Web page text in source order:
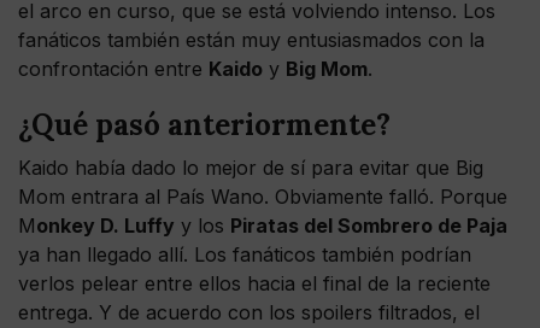
el arco en curso, que se está volviendo intenso. Los
fanáticos también están muy entusiasmados con la
confrontación entre Kaido y Big Mom.
¿Qué pasó anteriormente?
Kaido había dado lo mejor de sí para evitar que Big
Mom entrara al País Wano. Obviamente falló. Porque
Monkey D. Luffy y los Piratas del Sombrero de Paja
ya han llegado allí. Los fanáticos también podrían
verlos pelear entre ellos hacia el final de la reciente
entrega. Y de acuerdo con los spoilers filtrados, el